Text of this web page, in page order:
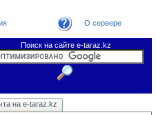
О сервере
Поиск на сайте e-taraz.kz
Погода в Таразе
справочник
e-taraz
на e-taraz.kz